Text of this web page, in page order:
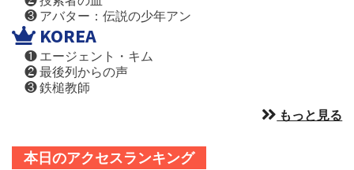
❸ アバター：伝説の少年アン
KOREA
❶ エージェント・キム
❷ 最後列からの声
❸ 鉄槌教師
もっと見る
本日のアクセスランキング